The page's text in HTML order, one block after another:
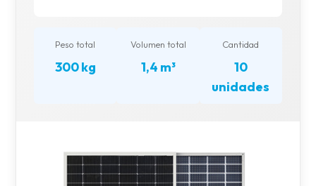
Peso total
300 kg
Volumen total
1,4 m³
Cantidad
10
unidades